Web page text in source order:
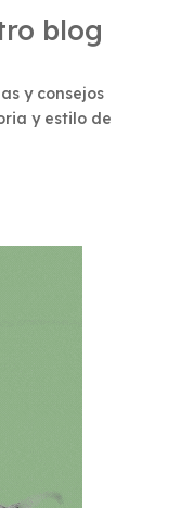
blog
y consejos
y estilo de